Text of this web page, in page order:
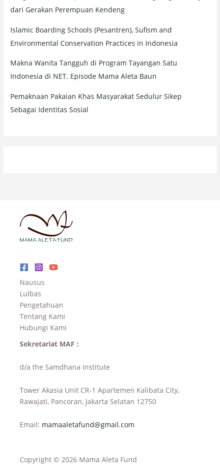
dari Gerakan Perempuan Kendeng
Islamic Boarding Schools (Pesantren), Sufism and
Environmental Conservation Practices in Indonesia
Makna Wanita Tangguh di Program Tayangan Satu
Indonesia di NET. Episode Mama Aleta Baun
Pemaknaan Pakaian Khas Masyarakat Sedulur Sikep
Sebagai Identitas Sosial
Nausus
Lulbas
Pengetahuan
Tentang Kami
Hubungi Kami
Sekretariat MAF :
d/a the Samdhana Institute
Tower Akasia Unit CR-1 Apartemen Kalibata City,
Rawajati, Pancoran, Jakarta Selatan 12750
Email: mamaaletafund@gmail.com
Copyright © 2026 Mama Aleta Fund